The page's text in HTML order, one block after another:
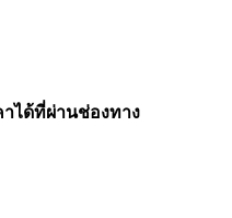
ได้ที่ผ่านช่องทาง